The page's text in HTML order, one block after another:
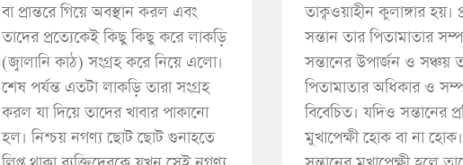
বা প্রান্তরে গিয়ে অবস্থান করল এবং
তাদের প্রত্যেকেই কিছু কিছু করে লাকড়ি
(জ্বালানি কাঠ) সংগ্রহ করে নিয়ে এলো।
শেষ পর্যন্ত এতটা লাকড়ি তারা সংগ্রহ
করল যা দিয়ে তাদের খাবার পাকানো
হল। নিশ্চয় নগণ্য ছোট ছোট গুনাহতে
তাক্বওয়াহীন কুলাঙ্গার হয়।
সন্তান তার পিতামাতার
সন্তানের উপার্জন ও সঞ্চয়
পিতামাতার অধিকার ও
বিবেচিত। যদিও সন্তানের
মুখাপেক্ষী হোক বা না